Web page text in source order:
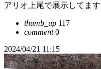
アリオ上尾で展示してま
thumb_up 117
comment0
2024/04/21 11:15